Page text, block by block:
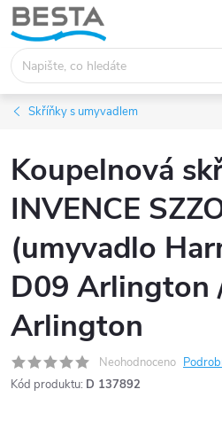
Přejít
na
obsah
Skříňky s umyvadlem
Koupelnová
INVENCE
(umyvadlo
D09 Arlington
Arlington
Neohodnoceno
Kód produktu: D 137892